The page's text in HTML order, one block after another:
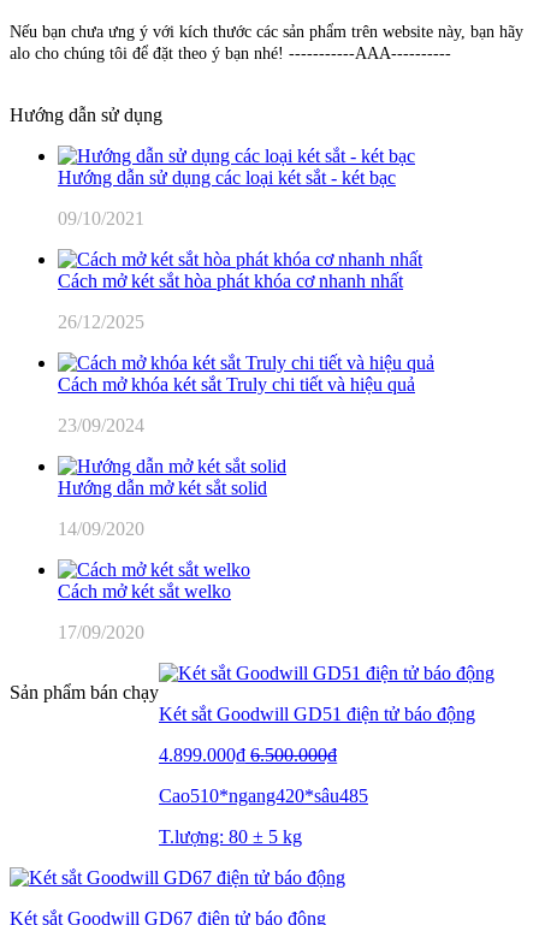
Nếu bạn chưa ưng ý với kích thước các sản phẩm trên website này, bạn hãy
alo cho chúng tôi để đặt theo ý bạn nhé! -----------AAA----------
Hướng dẫn sử dụng
Hướng dẫn sử dụng các loại két sắt - két bạc
09/10/2021
Cách mở két sắt hòa phát khóa cơ nhanh nhất
26/12/2025
Cách mở khóa két sắt Truly chi tiết và hiệu quả
23/09/2024
Hướng dẫn mở két sắt solid
14/09/2020
Cách mở két sắt welko
17/09/2020
Sản phẩm bán chạy
Két sắt Goodwill GD51 điện tử báo động
4.899.000₫ 6.500.000₫
Cao510*ngang420*sâu485
T.lượng: 80 ± 5 kg
Két sắt Goodwill GD67 điện tử báo động